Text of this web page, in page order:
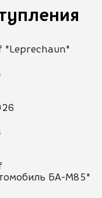
"Leprechaun"
БА-М85"